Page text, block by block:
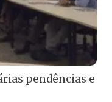
pendências e